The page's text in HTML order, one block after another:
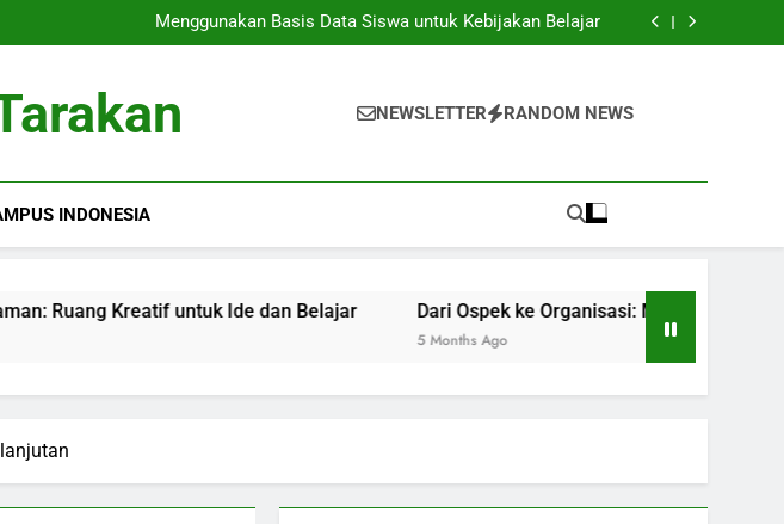
Menggunakan Basis Data Siswa untuk Kebijakan Belajar
Kampus Taman: Ruang Kreatif untuk Ide dan Belajar
Menggunakan Basis Data Siswa untuk Kebijakan Belajar
Kampus Taman: Ruang Kreatif untuk Ide dan Belajar
NEWSLETTER RANDOM NEWS
INDONESIA
Kreatif untuk Ide dan Belajar Dari Ospek ke Organisasi: Mengembangkan Sifat